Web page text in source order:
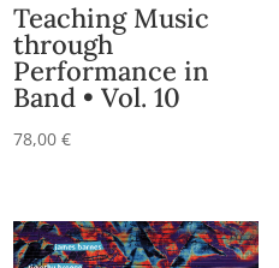
Teaching Music
through
Performance in
Band • Vol. 10
78,00€